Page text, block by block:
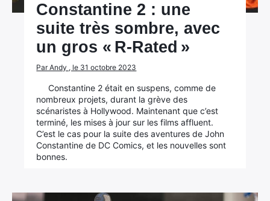
Constantine 2 : une
suite très sombre, avec
un gros « R-Rated »
Par Andy , le 31 octobre 2023
Constantine 2 était en suspens, comme de
nombreux projets, durant la grève des
scénaristes à Hollywood. Maintenant que c’est
terminé, les mises à jour sur les films affluent.
C’est le cas pour la suite des aventures de John
Constantine de DC Comics, et les nouvelles sont
bonnes.